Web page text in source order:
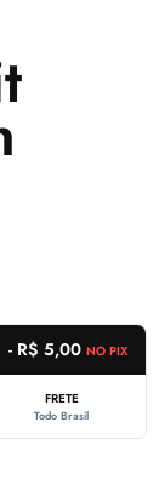
- R$ 5,00 NO PIX
FRETE
Todo Brasil